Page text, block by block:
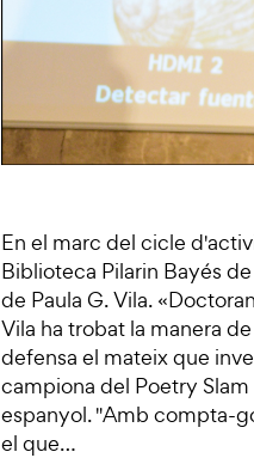
En el marc del cicle
Biblioteca Pilarin Bayés
de Paula G. Vila.
Vila ha trobat la manera
defensa el mateix que
campiona del Poetry
espanyol. "Amb compta-
el que…